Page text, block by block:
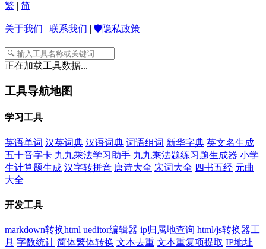
繁 | 简
关于我们 | 联系我们 | 🛡️隐私政策
正在加载工具数据...
工具导航地图
学习工具
英语单词 汉英词典 汉语词典 词语组词 新华字典 英文名生成
五十音字卡 九九乘法学习助手 九九乘法题练习题生成器 小学
生计算题生成 汉字转拼音 唐诗大全 宋词大全 四书五经 元曲
大全
开发工具
markdown转换html ueditor编辑器 ip归属地查询 html/js转换器工
具 字数统计 简体繁体转换 文本去重 文本重复项提取 IP地址